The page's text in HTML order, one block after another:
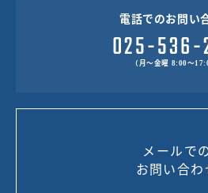
電話でのお問い
（月～金曜 8:00～
メールで
お問い合わ